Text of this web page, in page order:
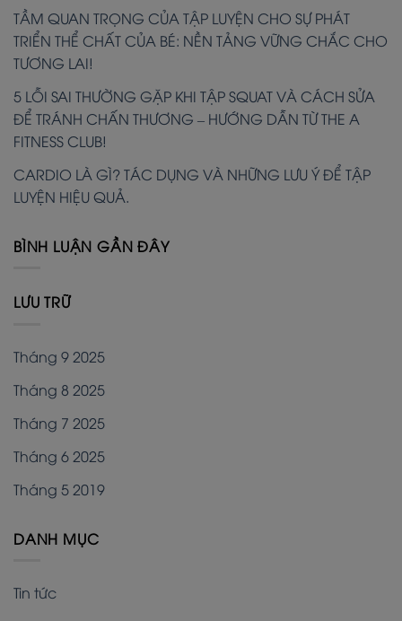
TẦM QUAN TRỌNG CỦA TẬP LUYỆN CHO SỰ PHÁT
TRIỂN THỂ CHẤT CỦA BÉ: NỀN TẢNG VỮNG CHẮC CHO
TƯƠNG LAI!
5 LỖI SAI THƯỜNG GẶP KHI TẬP SQUAT VÀ CÁCH SỬA
ĐỂ TRÁNH CHẤN THƯƠNG – HƯỚNG DẪN TỪ THE A
FITNESS CLUB!
CARDIO LÀ GÌ? TÁC DỤNG VÀ NHỮNG LƯU Ý ĐỂ TẬP
LUYỆN HIỆU QUẢ.
BÌNH LUẬN GẦN ĐÂY
LƯU TRỮ
Tháng 9 2025
Tháng 8 2025
Tháng 7 2025
Tháng 6 2025
Tháng 5 2019
DANH MỤC
Tin tức